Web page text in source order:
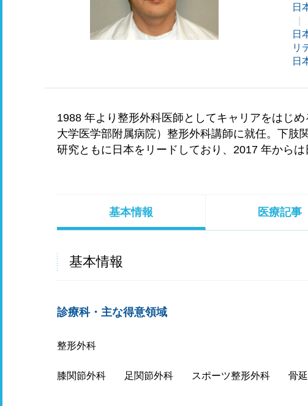
日
日
リ
日
1988 年より整形外科医師としてキャリアをはじ
大学医学部附属病院）整形外科講師に就任。下肢
研究ともに日本をリードしており、2017 年からは
基本情報 医療記事
基本情報
診療科・主な得意領域
整形外科
膝関節外科 足関節外科 スポーツ整形外科 骨